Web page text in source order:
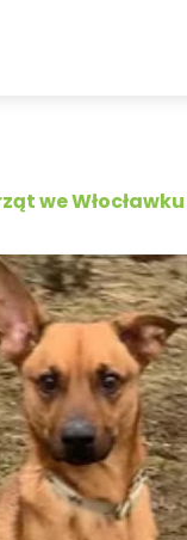
we Włocławku